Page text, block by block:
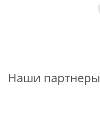
Наши партнеры